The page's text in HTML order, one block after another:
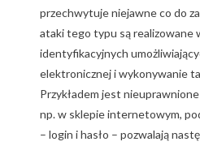
przechwytuje niejawne co do
ataki tego typu są realizowane
identyfikacyjnych
elektronicznej i wykonywanie
Przykładem jest
np. w sklepie internetowym,
– login i hasło – pozwalają